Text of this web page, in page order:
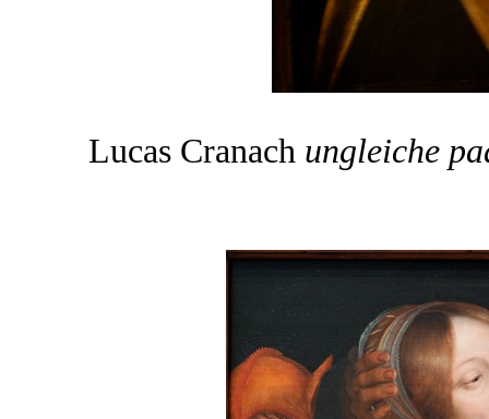
Lucas Cranach ungleiche